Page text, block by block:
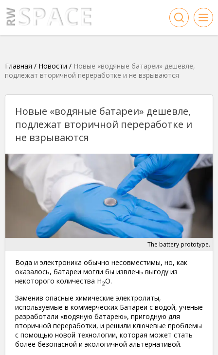
Главная / Новости / Новые «водяные батареи» дешевле,
подлежат вторичной переработке и не взрываются
Новые «водяные батареи» дешевле,
подлежат вторичной переработке и
не взрываются
The battery prototype.
Вода и электроника обычно несовместимы, но, как
оказалось, батареи могли бы извлечь выгоду из
некоторого количества H2O.
Заменив опасные химические электролиты,
используемые в коммерческих Батареи с водой, ученые
разработали «водяную батарею», пригодную для
вторичной переработки, и решили ключевые проблемы
с помощью новой технологии, которая может стать
более безопасной и экологичной альтернативой.